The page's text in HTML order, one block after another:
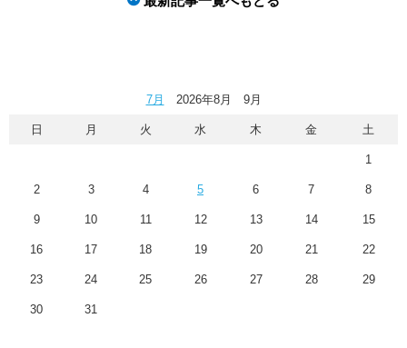
7月 2026年8月 9月
日 月 火 水 木 金 土
1
2 3 4 5 6 7 8
9 10 11 12 13 14 15
16 17 18 19 20 21 22
23 24 25 26 27 28 29
30 31